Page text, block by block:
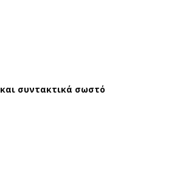
συντακτικά σωστό